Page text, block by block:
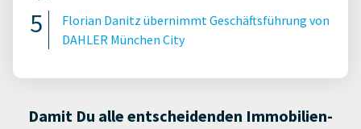
Florian Danitz übernimmt Geschäftsführung von
DAHLER München City
Damit Du alle entscheidenden Immobilien-